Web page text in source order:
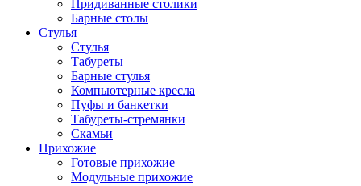
Придиванные столики
Барные столы
Стулья
Стулья
Табуреты
Барные стулья
Компьютерные кресла
Пуфы и банкетки
Табуреты-стремянки
Скамьи
Прихожие
Готовые прихожие
Модульные прихожие